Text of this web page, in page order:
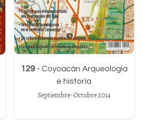
129- Coyoacán Arqueología
e historia
Septiembre-Octubre 2014